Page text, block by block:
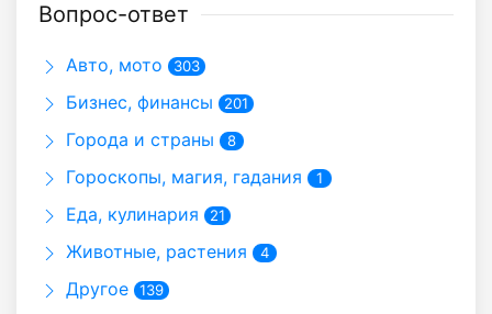
Вопрос-ответ
Авто, мото 303
Бизнес, финансы 201
Города и страны 8
Гороскопы, магия, гадания 1
Еда, кулинария 21
Животные, растения 4
Другое 139